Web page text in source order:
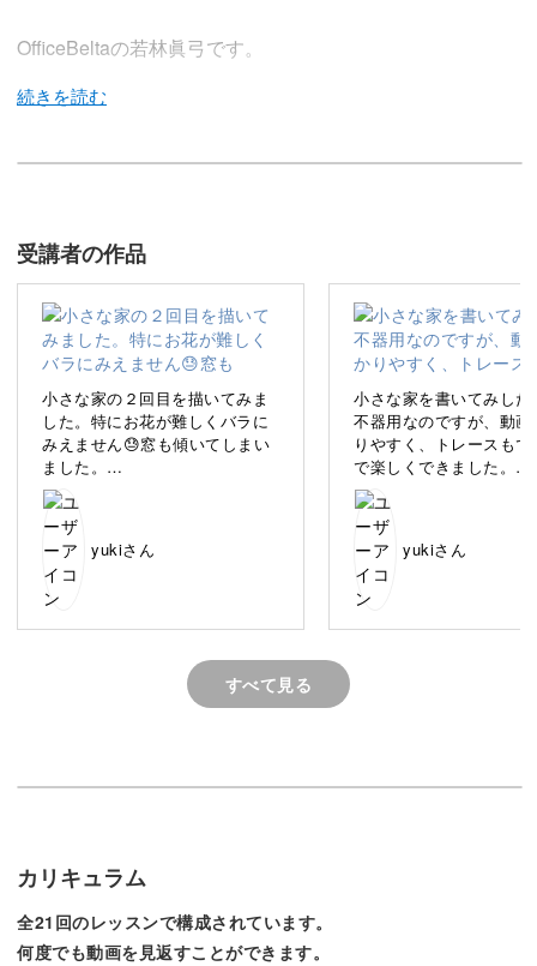
OfficeBeltaの若林眞弓です。
描いているうちに、色鉛筆のやさしい時間に癒されます
よ。
四角と屋根のシンプルな形から始めるので、絵に自信がな
い方でも安心◎
「飾りたい！」と思えるようなポストカードを、一緒に楽
しく作っていきましょう。
3枚のポストカード作品を通して、基本の塗り方から失敗
難しく考えずに、植物や花を“それらしく”見せる塗り方も
お教えします。
受講者の作品
小さな家の２回目を描いてみま
した。特にお花が難しくバラに
みえません😓窓も傾いてしまい
ました。
ヨーロッパ風の家が好きで形に
なっていくのが楽しかったで
す。色彩豊かなホルベインの色
鉛筆がとても気に入りました☺️
yukiさん
小さな家を書いてみした
不器用なのですが、動画
りやすく、トレースもで
で楽しくできました。
可愛い家が短い期間でで
足しています。
ありがとうございます😊
yukiさん
すべて見る
カリキュラム
全21回のレッスンで構成されています。
何度でも動画を見返すことができます。